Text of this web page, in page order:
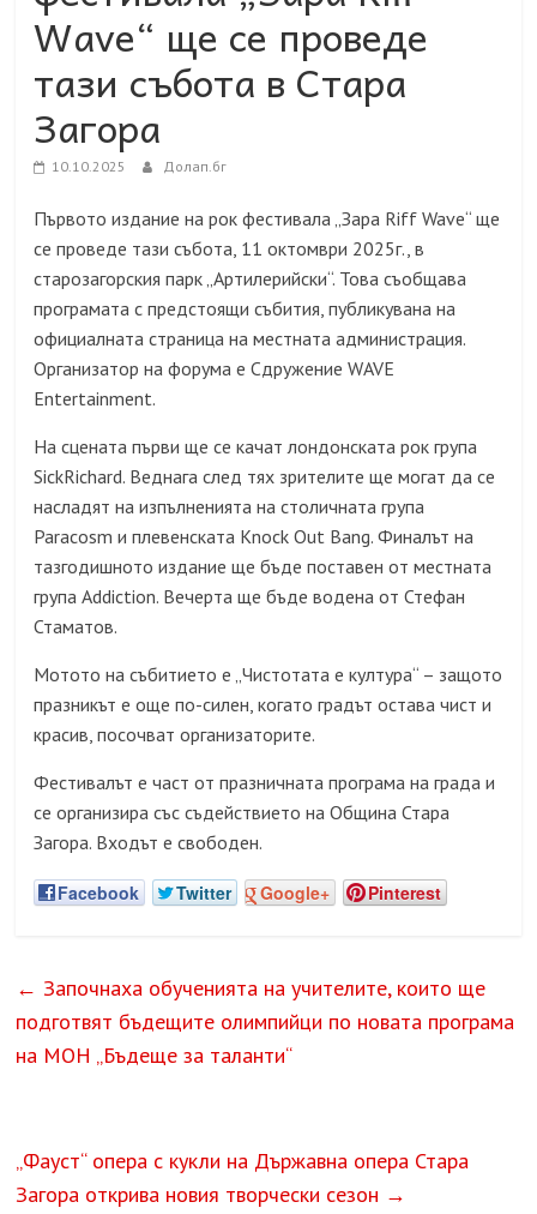
Wave“ ще се проведе
тази събота в Стара
Загора
10.10.2025 Долап.бг
Първото издание на рок фестивала „Зара Riff Wave“ ще
се проведе тази събота, 11 октомври 2025г., в
старозагорския парк „Артилерийски“. Това съобщава
програмата с предстоящи събития, публикувана на
официалната страница на местната администрация.
Организатор на форума е Сдружение WAVE
Entertainment.
На сцената първи ще се качат лондонската рок група
SickRichard. Веднага след тях зрителите ще могат да се
насладят на изпълненията на столичната група
Paracosm и плевенската Knock Out Bang. Финалът на
тазгодишното издание ще бъде поставен от местната
група Addiction. Вечерта ще бъде водена от Стефан
Стаматов.
Мотото на събитието е „Чистотата е култура“ – защото
празникът е още по-силен, когато градът остава чист и
красив, посочват организаторите.
Фестивалът е част от празничната програма на града и
се организира със съдействието на Община Стара
Загора. Входът е свободен.
Facebook Twitter Google+ Pinterest
← Започнаха обученията на учителите, които ще
подготвят бъдещите олимпийци по новата програма
на МОН „Бъдеще за таланти“
„Фауст“ опера с кукли на Държавна опера Стара
Загора открива новия творчески сезон →